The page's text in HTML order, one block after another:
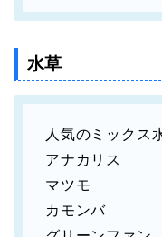
水草
人気のミックス
アナカリス
マツモ
カモンバ